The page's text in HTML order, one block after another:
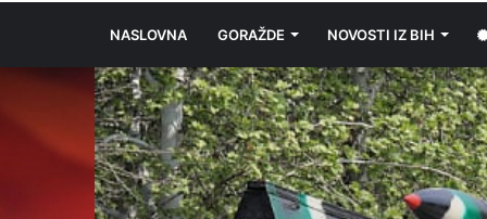
NASLOVNA GORAŽDE NOVOSTI IZ BIH